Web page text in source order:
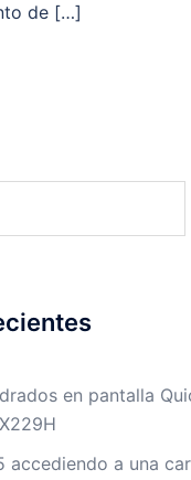
de […]
en pantalla
accediendo a una